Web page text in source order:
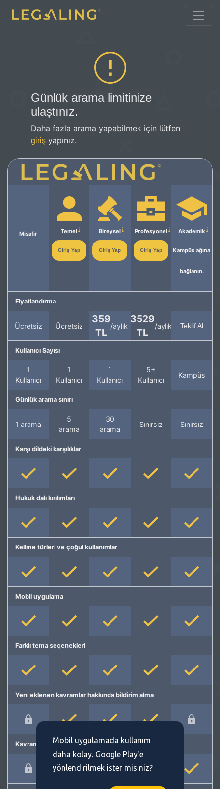
Günlük arama limitinize
ulaştınız.
Daha fazla arama yapabilmek için lütfen
giriş yapınız.
Misafir Temel
Giriş Yap
Bireysel
Giriş Yap
Profesyonel
Giriş Yap
Akademik
Kampüs ağına
bağlanın.
Fiyatlandırma
Ücretsiz Ücretsiz
359
TL
/aylık
3529
TL
/aylık Teklif Al
Kullanıcı Sayısı
1
Kullanıcı
1
Kullanıcı
1
Kullanıcı
5+
Kullanıcı
Kampüs
Günlük arama sınırı
1 arama
5
arama
30
arama
Sınırsız Sınırsız
Karşı dildeki karşılıklar
Hukuk dalı kırılımları
Kelime türleri ve çoğul kullanımlar
Mobil uygulama
Farklı tema seçenekleri
Yeni eklenen kavramlar hakkında bildirim alma
Kavram önermeMobil uygulamada kullanım
daha kolay. Google Play'e
yönlendirilmek ister misiniz?